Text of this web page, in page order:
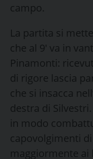
campo.
La partita si
che al 9′ va in
Pinamonti:
di rigore lascia
che si insacca
destra di
in modo
capovolgimenti
maggiormente ai